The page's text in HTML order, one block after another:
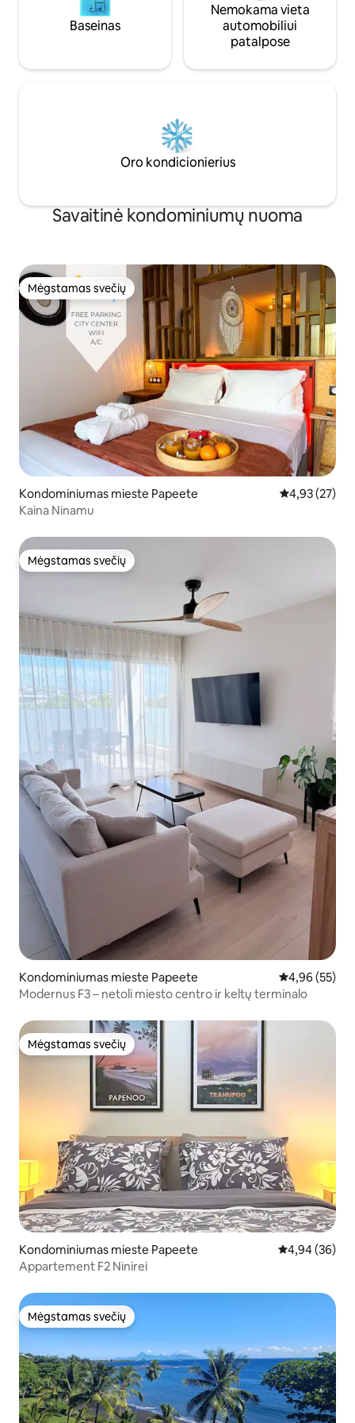
Baseinas
Nemokama vieta
automobiliui
patalpose
Oro kondicionierius
Savaitinė kondominiumų nuoma
Mėgstamas svečių
Mėgstamas svečių
Kondominiumas mieste Papeete Vidutinis
4,93 (27)
Kaina Ninamu
Mėgstamas svečių
Mėgstamas svečių
Kondominiumas mieste Papeete Vidutinis
4,96 (55)
Modernus F3 – netoli miesto centro ir keltų terminalo
Mėgstamas svečių
Mėgstamas svečių
Kondominiumas mieste Papeete Vidutinis
4,94 (36)
Appartement F2 Ninirei
Mėgstamas svečių
Mėgstamas svečių